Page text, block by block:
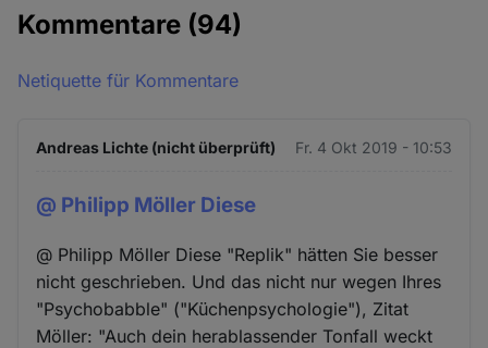
Kommentare (94)
Netiquette für Kommentare
Andreas Lichte (nicht überprüft) Fr. 4 Okt 2019 - 10:53
@ Philipp Möller Diese
@ Philipp Möller Diese "Replik" hätten Sie besser
nicht geschrieben. Und das nicht nur wegen Ihres
"Psychobabble" ("Küchenpsychologie"), Zitat
Möller: "Auch dein herablassender Tonfall weckt